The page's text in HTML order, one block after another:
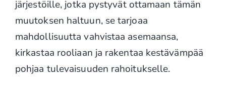
järjestöille, jotka pystyvät ottamaan tämän
muutoksen haltuun, se tarjoaa
mahdollisuutta vahvistaa asemaansa,
kirkastaa rooliaan ja rakentaa kestävämpää
pohjaa tulevaisuuden rahoitukselle.